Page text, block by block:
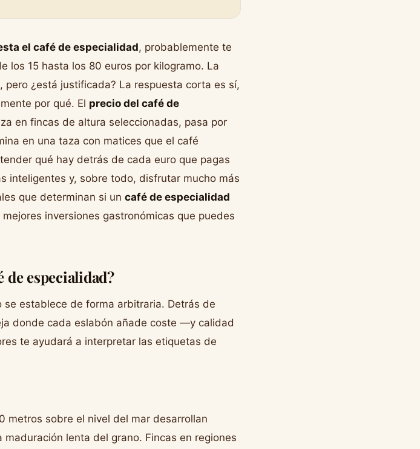
el café de especialidad, probablemente te
los 15 hasta los 80 euros por kilogramo. La
¿está justificada? La respuesta corta es sí,
por qué. El precio del café de
en fincas de altura seleccionadas, pasa por
en una taza con matices que el café
qué hay detrás de cada euro que pagas
inteligentes y, sobre todo, disfrutar mucho más
que determinan si un café de especialidad
inversiones gastronómicas que puedes
de especialidad?
se establece de forma arbitraria. Detrás de
donde cada eslabón añade coste —y calidad
te ayudará a interpretar las etiquetas de
metros sobre el nivel del mar desarrollan
lenta del grano. Fincas en regiones